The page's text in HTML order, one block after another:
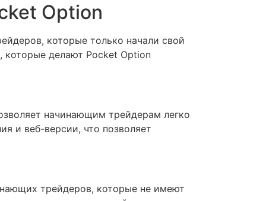
Option
которые только начали свой
которые делают Pocket Option
начинающим трейдерам легко
и веб-версии, что позволяет
трейдеров, которые не имеют